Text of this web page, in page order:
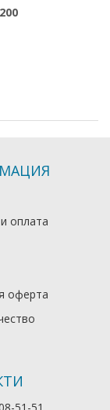
оплата
оферта